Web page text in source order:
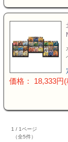
価格： 18,333円
1 / 1ページ
（全5件）